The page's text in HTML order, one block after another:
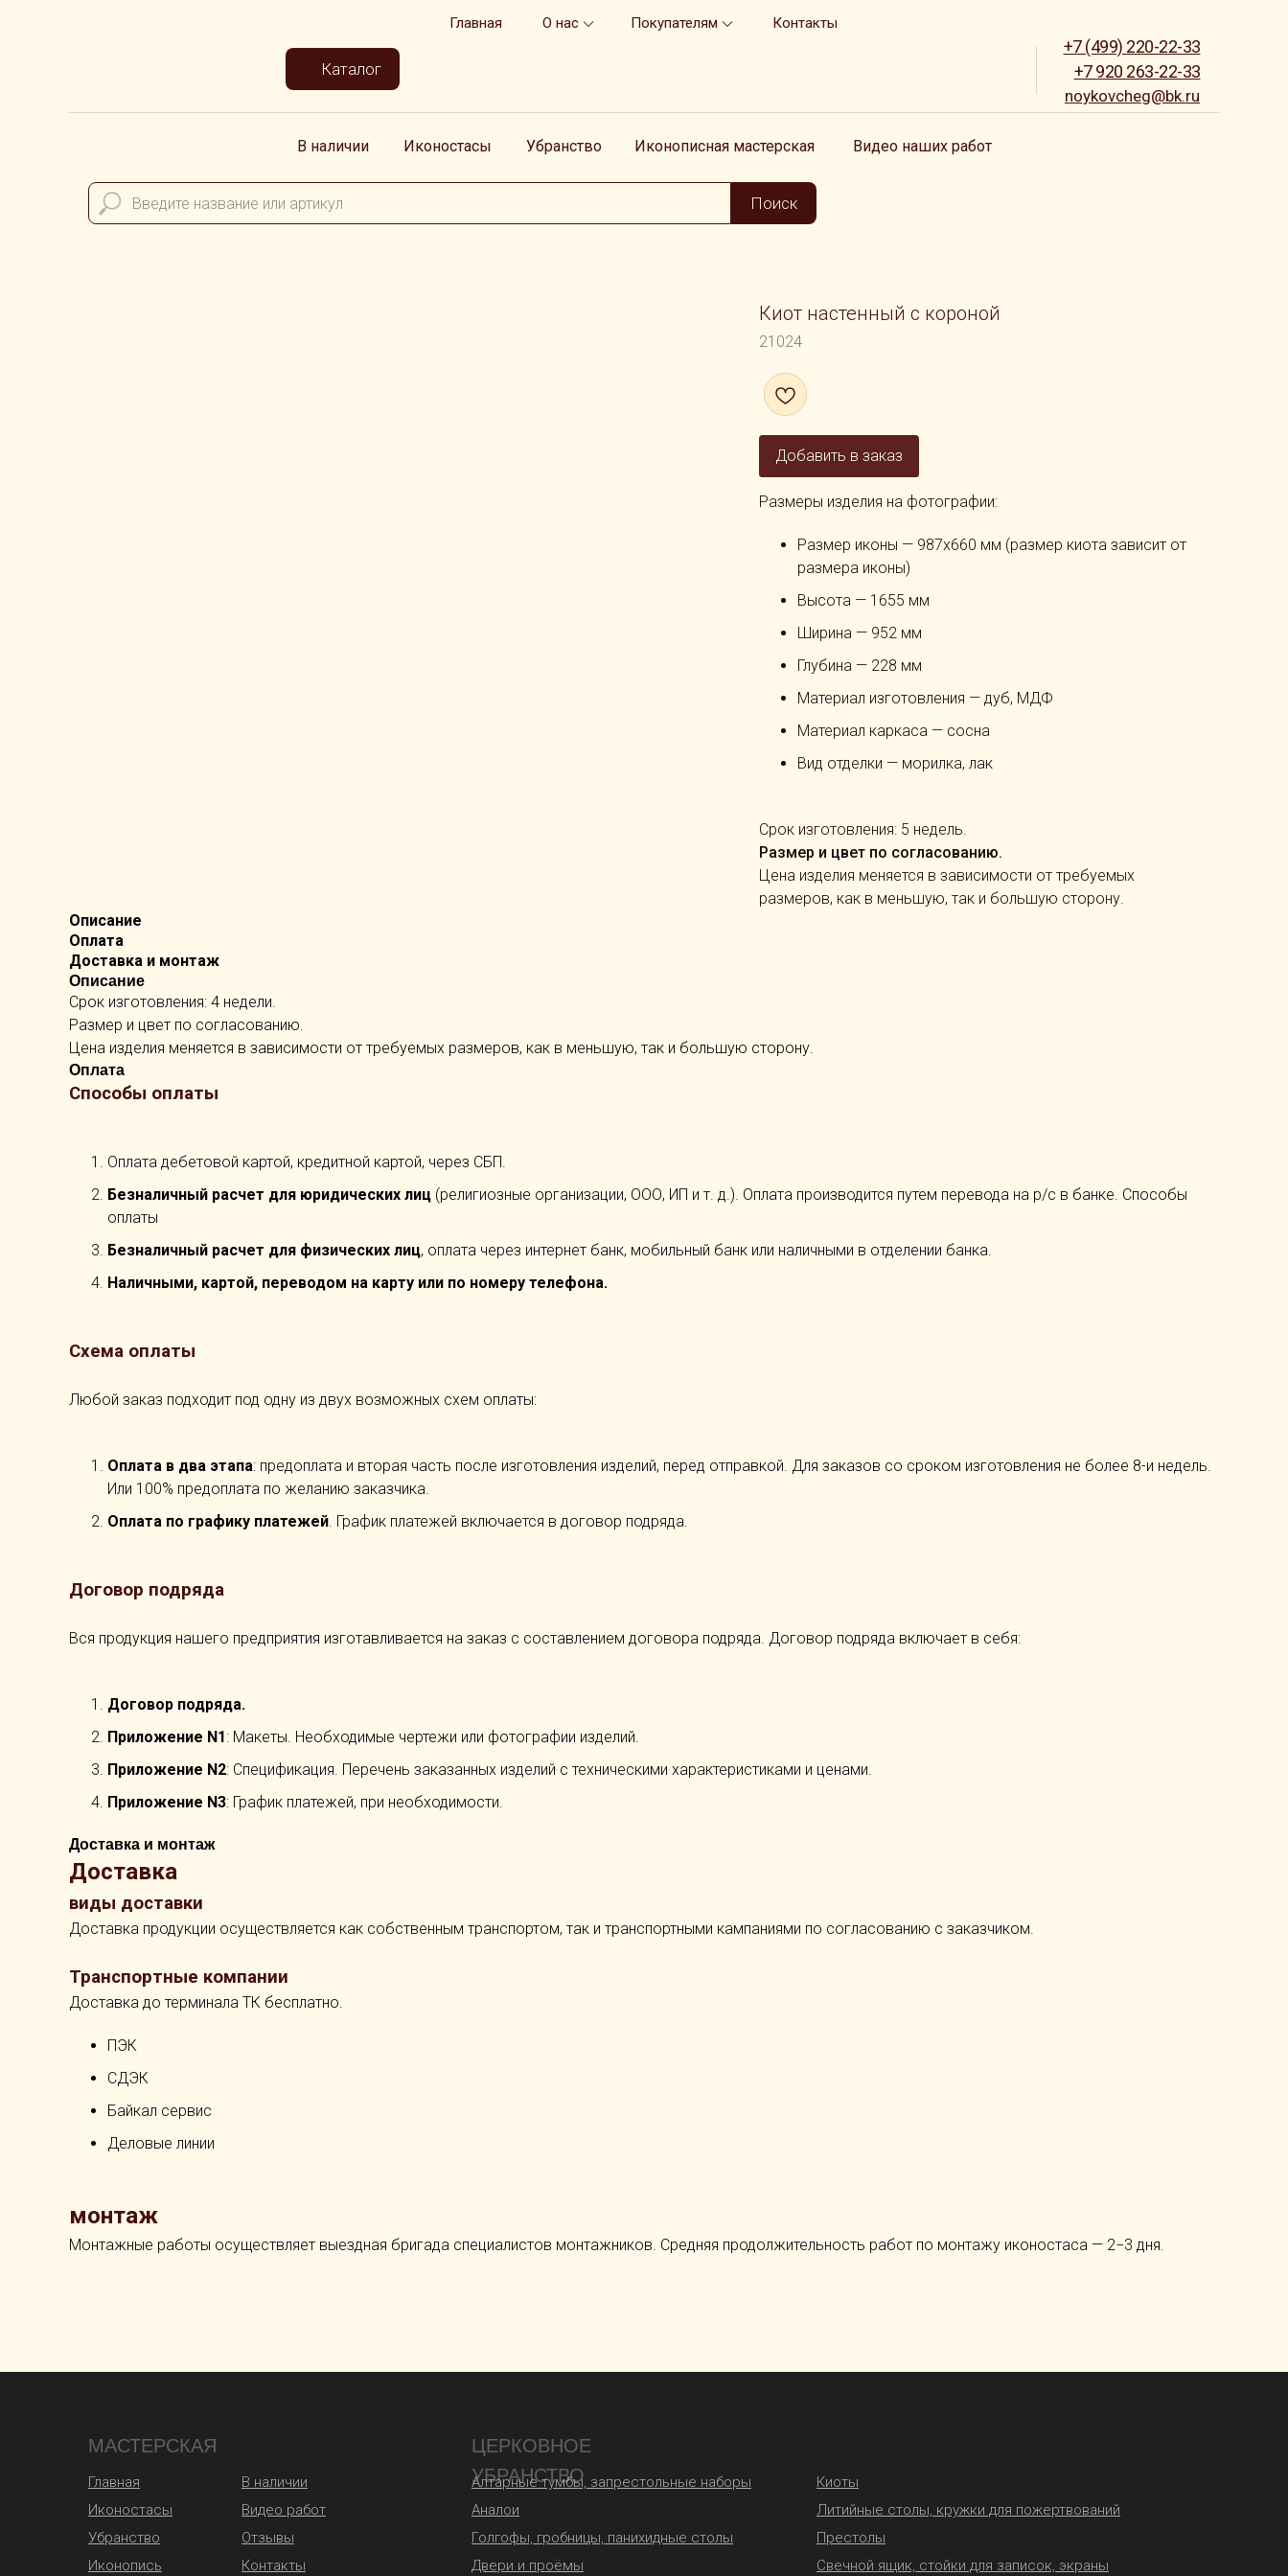
+7 920 263-22-33
+7 (499) 220-22-33
noykovcheg@bk.ru
Главная Контакты
Видео наших работ
В наличии Иконостасы Убранство Иконописная мастерская
Покупателям
О нас
Каталог
Поиск
Киот настенный с короной
21024
Добавить в заказ
Размеры изделия на фотографии:
Размер иконы — 987х660 мм (размер киота зависит от
размера иконы)
Высота — 1655 мм
Ширина — 952 мм
Глубина — 228 мм
Материал изготовления — дуб, МДФ
Материал каркаса — сосна
Вид отделки — морилка, лак
Срок изготовления: 5 недель.
Размер и цвет по согласованию.
Цена изделия меняется в зависимости от требуемых
размеров, как в меньшую, так и большую сторону.
Описание
Оплата
Доставка и монтаж
Описание
Срок изготовления: 4 недели.
Размер и цвет по согласованию.
Цена изделия меняется в зависимости от требуемых размеров, как в меньшую, так и большую сторону.
Оплата
Способы оплаты
Оплата дебетовой картой, кредитной картой, через СБП.
Безналичный расчет для юридических лиц (религиозные организации, ООО, ИП и т. д.). Оплата производится путем перевода на р/с в банке. Способы
оплаты
Безналичный расчет для физических лиц, оплата через интернет банк, мобильный банк или наличными в отделении банка.
Наличными, картой, переводом на карту или по номеру телефона.
Схема оплаты
Любой заказ подходит под одну из двух возможных схем оплаты:
Оплата в два этапа: предоплата и вторая часть после изготовления изделий, перед отправкой. Для заказов со сроком изготовления не более 8-и недель.
Или 100% предоплата по желанию заказчика.
Оплата по графику платежей. График платежей включается в договор подряда.
Договор подряда
Вся продукция нашего предприятия изготавливается на заказ с составлением договора подряда. Договор подряда включает в себя:
Договор подряда.
Приложение N1: Макеты. Необходимые чертежи или фотографии изделий.
Приложение N2: Спецификация. Перечень заказанных изделий с техническими характеристиками и ценами.
Приложение N3: График платежей, при необходимости.
Доставка и монтаж
Доставка
виды доставки
Доставка продукции осуществляется как собственным транспортом, так и транспортными кампаниями по согласованию с заказчиком.
Транспортные компании
Доставка до терминала ТК бесплатно.
ПЭК
СДЭК
Байкал сервис
Деловые линии
монтаж
Монтажные работы осуществляет выездная бригада специалистов монтажников. Средняя продолжительность работ по монтажу иконостаса — 2−3 дня.
МАСТЕРСКАЯ
Главная
Иконостасы
Убранство
Видео работ
Отзывы
Контакты
ЦЕРКОВНОЕ
УБРАНСТВО
Алтарные тумбы, запрестольные наборы
Иконопись
В наличии
Аналои
Голгофы, гробницы, панихидные столы
Двери и проёмы
Киоты
Литийные столы, кружки для пожертвований
Престолы
Свечной ящик, стойки для записок, экраны